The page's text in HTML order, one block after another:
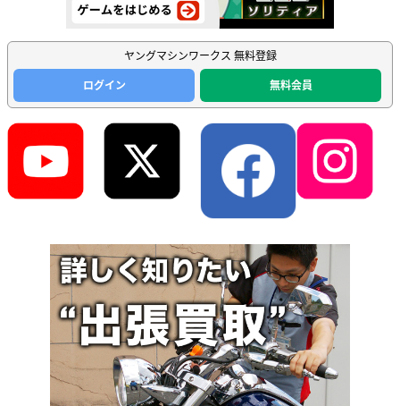
ヤングマシンワークス 無料登録
ログイン
無料会員